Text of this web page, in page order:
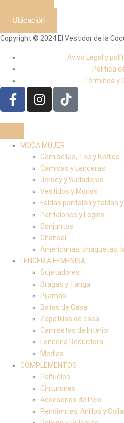
Ubicación
Copyright © 2024 El Vestidor de la
Aviso Legal y
Política
Términos y
MODA MUJER
Camisetas, Top y Bodies
Camisas y Lenceras
Jersey y Sudaderas
Vestidos y Monos
Faldas pantalón y faldas
Pantalones y Legins
Conjuntos
Chandal
Americanas, chaquetas,
LENCERIA FEMENINA
Sujetadores
Bragas y Tanga
Pijamas
Batas de Casa
Zapatillas de casa
Camisetas de Interior
Lencería Reductora
Medias
COMPLEMENTOS
Pañuelos
Cinturones
Accesorios de Pelo
Pendientes, Anillos y